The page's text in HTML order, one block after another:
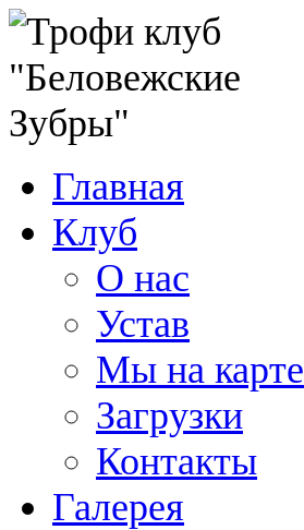
Главная
Клуб
О нас
Устав
Мы на карте
Загрузки
Контакты
Галерея